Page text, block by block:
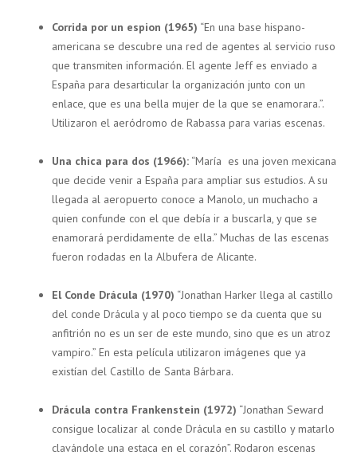
Corrida por un espion (1965) “En una base hispano-
americana se descubre una red de agentes al servicio ruso
que transmiten información. El agente Jeff es enviado a
España para desarticular la organización junto con un
enlace, que es una bella mujer de la que se enamorara.”.
Utilizaron el aeródromo de Rabassa para varias escenas.
Una chica para dos (1966): “María es una joven mexicana
que decide venir a España para ampliar sus estudios. A su
llegada al aeropuerto conoce a Manolo, un muchacho a
quien confunde con el que debía ir a buscarla, y que se
enamorará perdidamente de ella.” Muchas de las escenas
fueron rodadas en la Albufera de Alicante.
El Conde Drácula (1970) “Jonathan Harker llega al castillo
del conde Drácula y al poco tiempo se da cuenta que su
anfitrión no es un ser de este mundo, sino que es un atroz
vampiro.” En esta película utilizaron imágenes que ya
existían del Castillo de Santa Bárbara.
Drácula contra Frankenstein (1972) “Jonathan Seward
consigue localizar al conde Drácula en su castillo y matarlo
clavándole una estaca en el corazón”. Rodaron escenas